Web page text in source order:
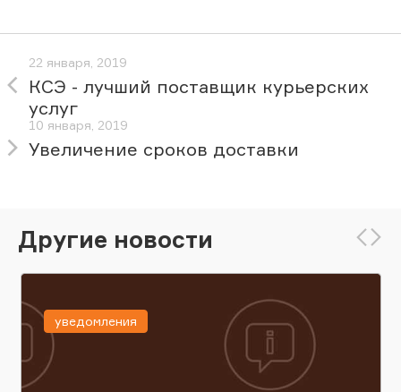
22 января, 2019
КСЭ - лучший поставщик курьерских
услуг
10 января, 2019
Увеличение сроков доставки
Другие новости
уведомления